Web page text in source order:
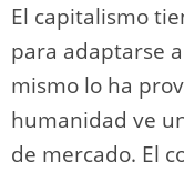
El capitalismo
para adaptarse
mismo lo ha
humanidad ve
de mercado. El